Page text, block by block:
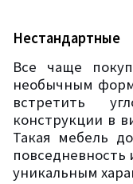
Нестандартные
Все чаще
необычным
встретить
конструкции в
Такая мебель
повседневность
уникальным